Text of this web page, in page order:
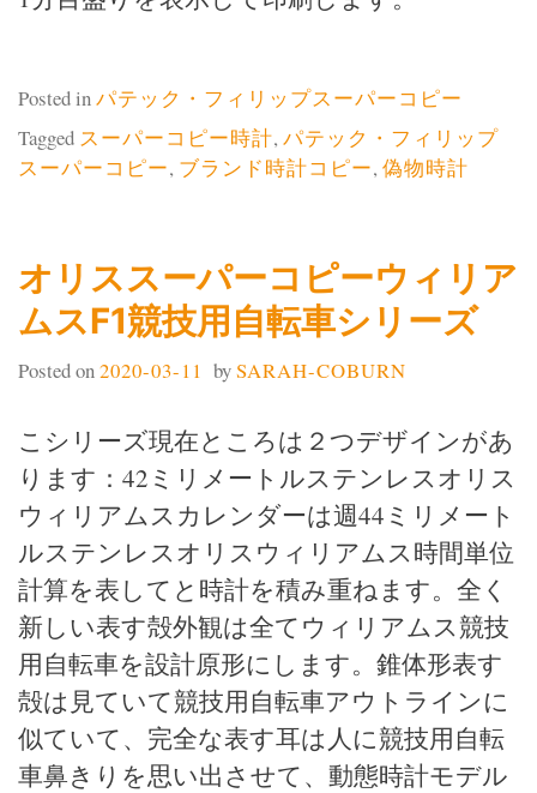
Posted inパテック・フィリップスーパーコピー
Tagged スーパーコピー時計, パテック・フィリップ
スーパーコピー, ブランド時計コピー, 偽物時計
オリススーパーコピーウィリア
ムスF1競技用自転車シリーズ
Posted on2020-03-11 bySARAH-COBURN
こシリーズ現在ところは２つデザインがあ
ります：42ミリメートルステンレスオリス
ウィリアムスカレンダーは週44ミリメート
ルステンレスオリスウィリアムス時間単位
計算を表してと時計を積み重ねます。全く
新しい表す殻外観は全てウィリアムス競技
用自転車を設計原形にします。錐体形表す
殻は見ていて競技用自転車アウトラインに
似ていて、完全な表す耳は人に競技用自転
車鼻きりを思い出させて、動態時計モデル